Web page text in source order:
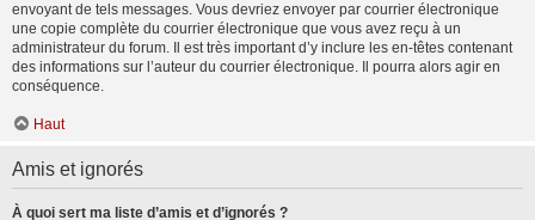
envoyant de tels messages. Vous devriez envoyer par courrier électronique
une copie complète du courrier électronique que vous avez reçu à un
administrateur du forum. Il est très important d’y inclure les en-têtes contenant
des informations sur l’auteur du courrier électronique. Il pourra alors agir en
conséquence.
Haut
Amis et ignorés
À quoi sert ma liste d’amis et d’ignorés ?